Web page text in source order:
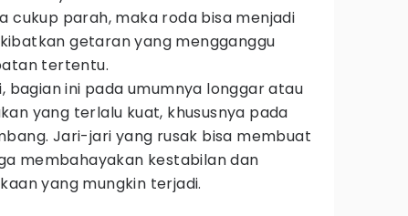
cukup parah, maka roda bisa menjadi
getaran yang mengganggu
tertentu.
bagian ini pada umumnya longgar atau
yang terlalu kuat, khususnya pada
Jari-jari yang rusak bisa membuat
membahayakan kestabilan dan
yang mungkin terjadi.